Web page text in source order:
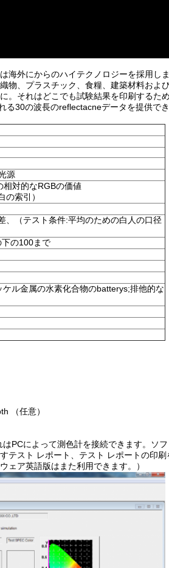
海外にからのハイテクノロジーを採用し
物、プラスチック、食糧、建築材料およ
。それはどこでも試験結果を印刷するた
30の波長のreflectacneデータを提供でき
源
対的なRGBの価値
の索引）
、（テスト条件:平均のための白人の口径
の100まで
ル金属の水素化合物のbatterys;排他的な
（任意）
PCによって測色計を接続できます。ソ
テスト レポート、テスト レポートの印
ェア英語版はまた利用できます。）